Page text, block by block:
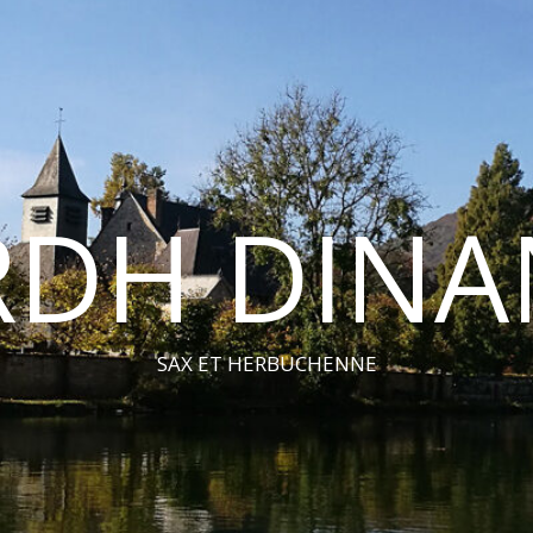
SAX ET HERBUCHENNE